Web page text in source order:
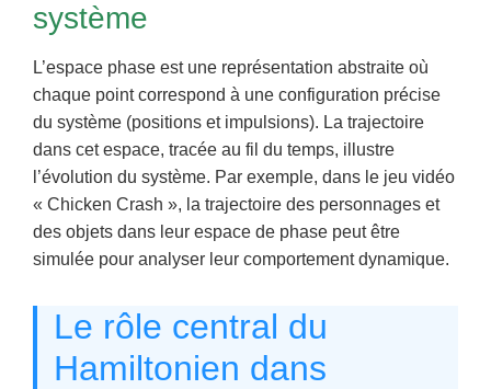
système
L’espace phase est une représentation abstraite où
chaque point correspond à une configuration précise
du système (positions et impulsions). La trajectoire
dans cet espace, tracée au fil du temps, illustre
l’évolution du système. Par exemple, dans le jeu vidéo
« Chicken Crash », la trajectoire des personnages et
des objets dans leur espace de phase peut être
simulée pour analyser leur comportement dynamique.
Le rôle central du
Hamiltonien dans